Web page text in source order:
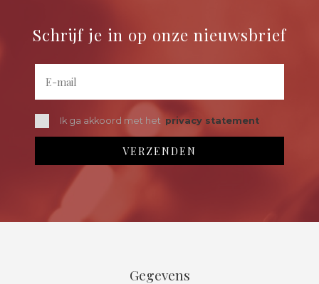
Schrijf je in op onze nieuwsbrief
Ik ga akkoord met het privacy statement
Gegevens